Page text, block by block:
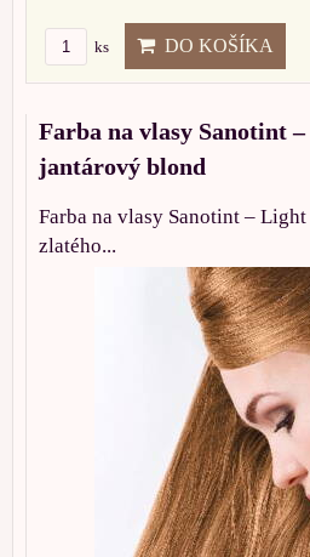
ks DO KOŠÍKA
Farba na vlasy Sanotint
jantárový blond
Farba na vlasy Sanotint –
zlatého...